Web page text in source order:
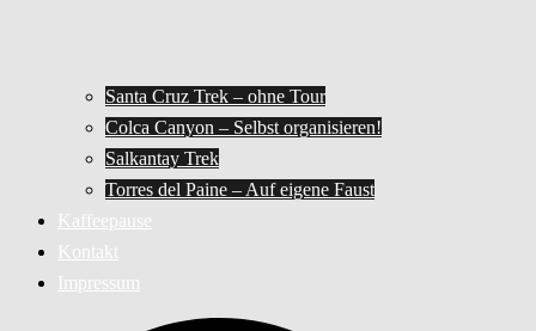
Santa Cruz Trek – ohne Tour
Colca Canyon – Selbst organisieren!
Salkantay Trek
Torres del Paine – Auf eigene Faust
Kaffeepause
Kontakt
Impressum